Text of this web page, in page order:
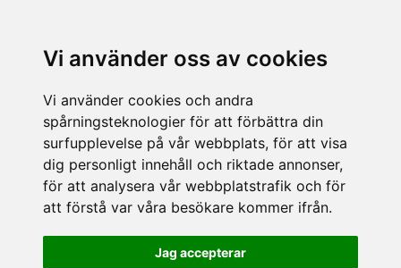
Vi använder oss av cookies
Vi använder cookies och andra
spårningsteknologier för att förbättra din
surfupplevelse på vår webbplats, för att visa
dig personligt innehåll och riktade annonser,
för att analysera vår webbplatstrafik och för
att förstå var våra besökare kommer ifrån.
Jag accepterar